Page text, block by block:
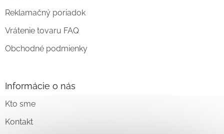
Reklamačný poriadok
Vrátenie tovaru FAQ
Obchodné podmienky
Informácie o nás
Kto sme
Kontakt